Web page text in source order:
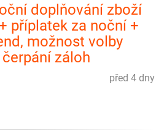
doplňování zboží
příplatek za noční +
možnost volby
záloh
před 4 dny